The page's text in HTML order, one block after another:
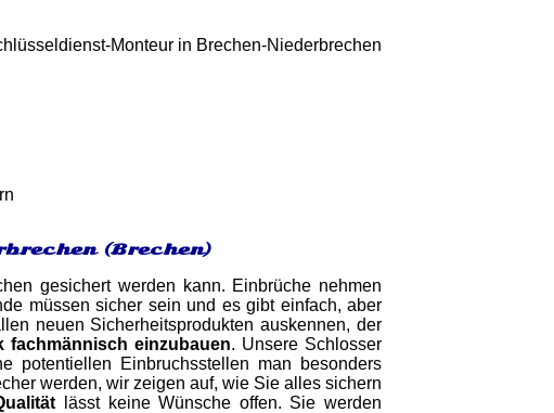
(Brechen)
gesichert werden kann. Einbrüche nehmen
müssen sicher sein und es gibt einfach, aber
neuen Sicherheitsprodukten auskennen, der
fachmännisch einzubauen. Unsere Schlosser
potentiellen Einbruchsstellen man besonders
werden, wir zeigen auf, wie Sie alles sichern
lässt keine Wünsche offen. Sie werden